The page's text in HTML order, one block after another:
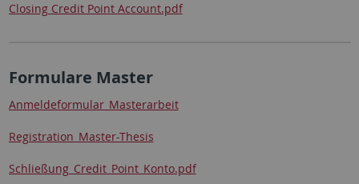
Closing Credit Point Account.pdf
Formulare Master
Anmeldeformular_Masterarbeit
Registration_Master-Thesis
Schließung_Credit_Point_Konto.pdf